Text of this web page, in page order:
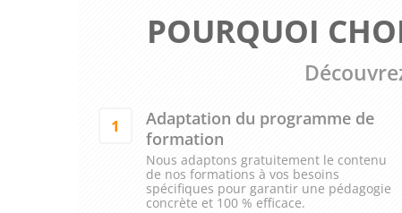
POURQUOI
1
Adaptation du programme de
formation
Nous adaptons gratuitement le contenu
de nos formations à vos besoins
spécifiques pour garantir une pédagogie
concrète et 100 % efficace.